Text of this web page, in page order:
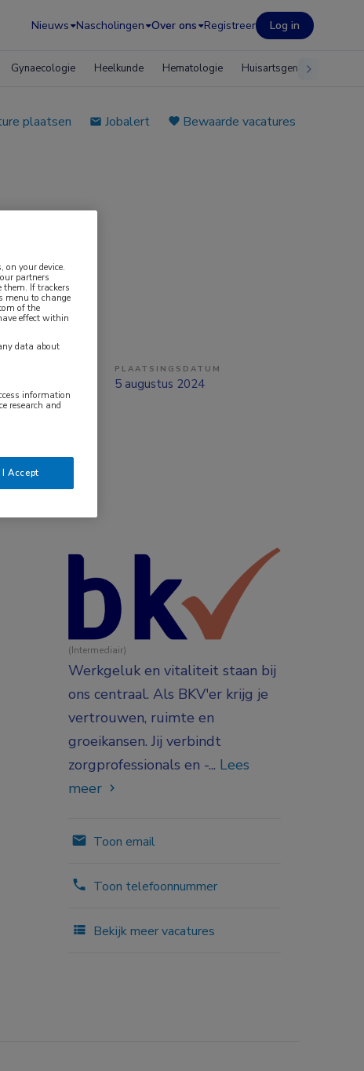
Nieuws Nascholingen Over ons Registreer Log in
Gynaecologie Heelkunde Hematologie Huisartsgeneeskunde
plaatsen Jobalert
Bewaarde vacatures
PLAATSINGSDATUM
5 augustus 2024
(Intermediair)
Werkgeluk en vitaliteit staan bij
ons centraal. Als BKV'er krijg je
vertrouwen, ruimte en
groeikansen. Jij verbindt
zorgprofessionals en -... Lees
meer
Toon email
Toon telefoonnummer
Bekijk meer vacatures
on your device.
partners
If trackers
menu to change
of the
effect within
data about
information
research and
I Accept